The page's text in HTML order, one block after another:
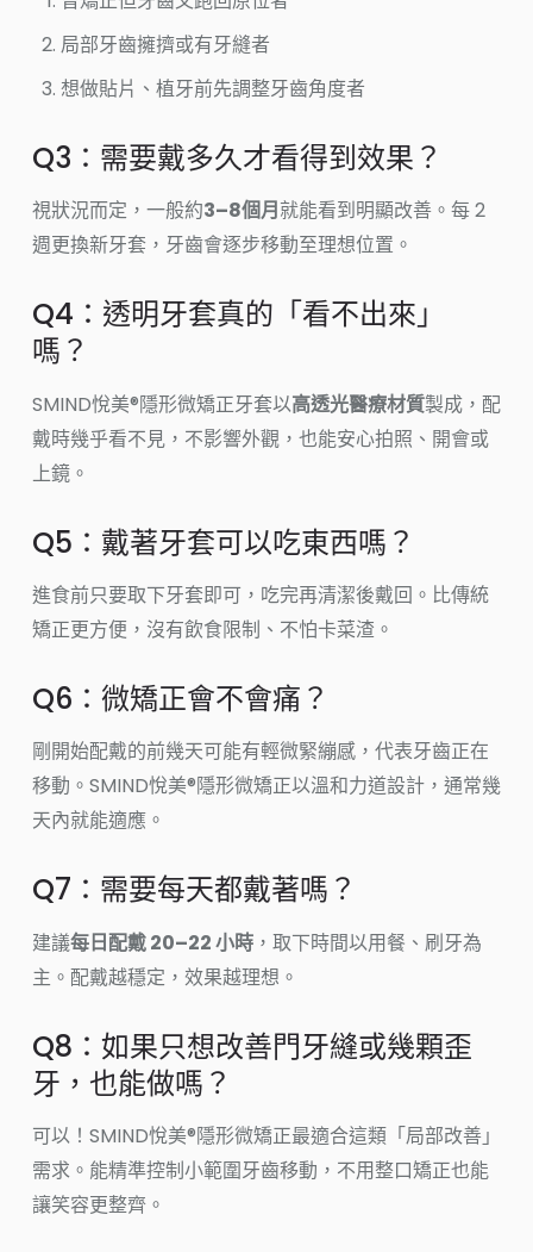
局部牙齒擁擠或有牙縫者
想做貼片、植牙前先調整牙齒角度者
Q3：需要戴多久才看得到效果？
視狀況而定，一般約3–8個月就能看到明顯改善。每 2
週更換新牙套，牙齒會逐步移動至理想位置。
Q4：透明牙套真的「看不出來」
嗎？
SMIND悅美®隱形微矯正牙套以高透光醫療材質製成，配
戴時幾乎看不見，不影響外觀，也能安心拍照、開會或
上鏡。
Q5：戴著牙套可以吃東西嗎？
進食前只要取下牙套即可，吃完再清潔後戴回。比傳統
矯正更方便，沒有飲食限制、不怕卡菜渣。
Q6：微矯正會不會痛？
剛開始配戴的前幾天可能有輕微緊繃感，代表牙齒正在
移動。SMIND悅美®隱形微矯正以溫和力道設計，通常幾
天內就能適應。
Q7：需要每天都戴著嗎？
建議每日配戴 20–22 小時，取下時間以用餐、刷牙為
主。配戴越穩定，效果越理想。
Q8：如果只想改善門牙縫或幾顆歪
牙，也能做嗎？
可以！SMIND悅美®隱形微矯正最適合這類「局部改善」
需求。能精準控制小範圍牙齒移動，不用整口矯正也能
讓笑容更整齊。